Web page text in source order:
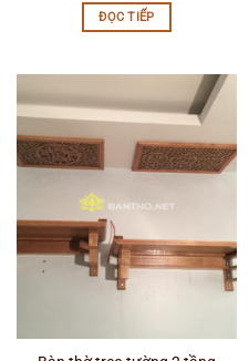
ĐỌC TIẾP